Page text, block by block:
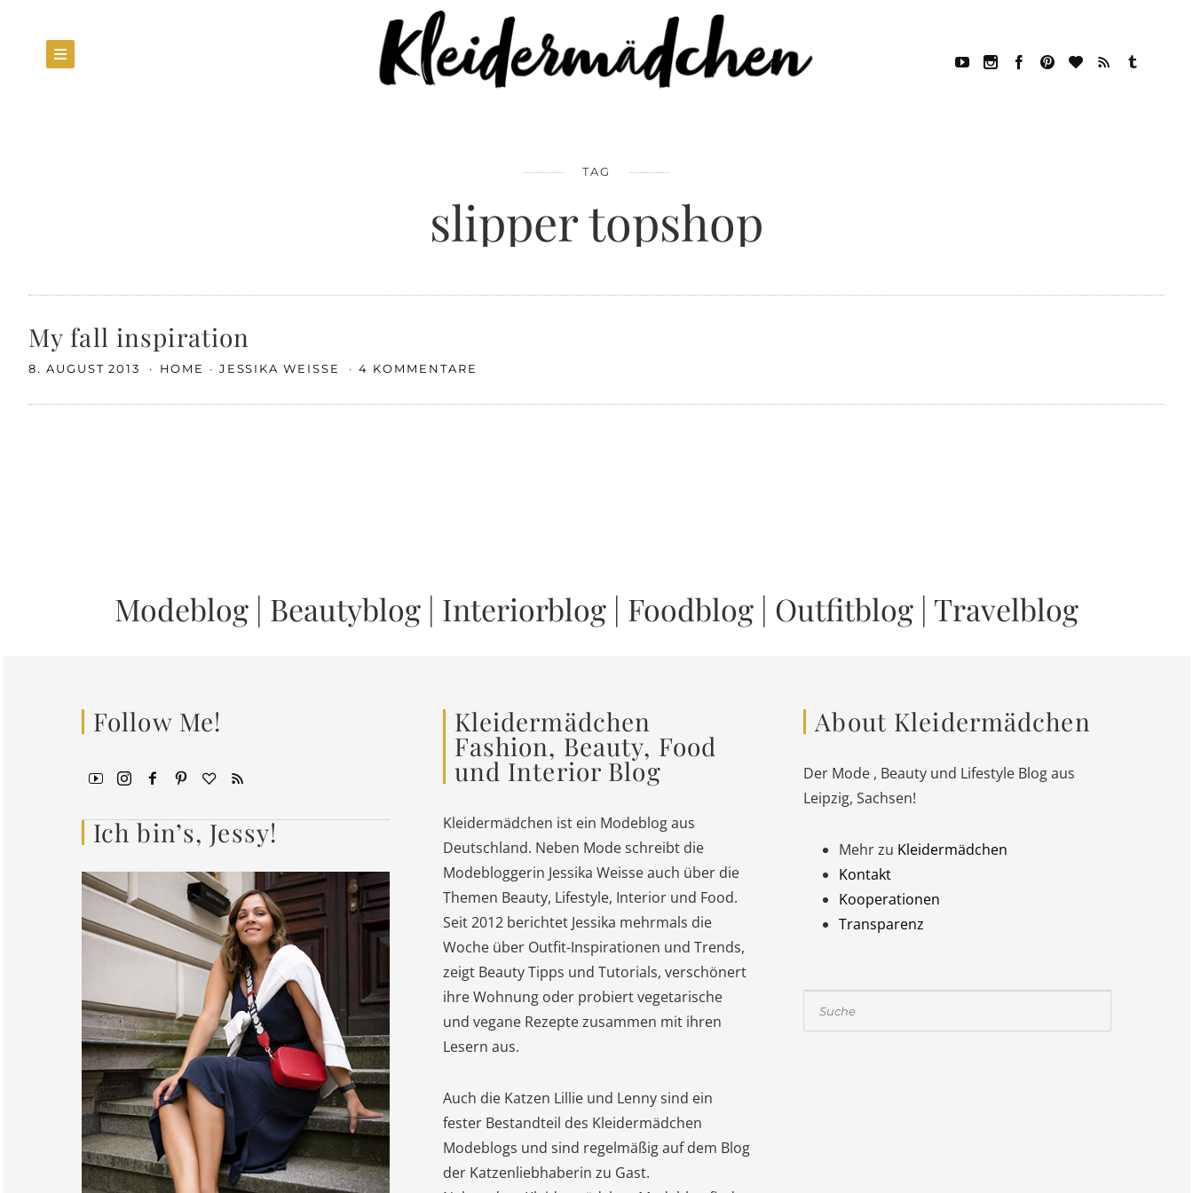
TAG
slipper topshop
My fall inspiration
8. AUGUST 2013 HOME JESSIKA WEISSE 4 KOMMENTARE
Modeblog | Beautyblog | Interiorblog | Foodblog | Outfitblog | Travelblog
Follow Me!
Ich bin’s, Jessy!
Kleidermädchen
Fashion, Beauty, Food
und Interior Blog
Kleidermädchen ist ein Modeblog aus
Deutschland. Neben Mode schreibt die
Modebloggerin Jessika Weisse auch über die
Themen Beauty, Lifestyle, Interior und Food.
Seit 2012 berichtet Jessika mehrmals die
Woche über Outfit-Inspirationen und Trends,
zeigt Beauty Tipps und Tutorials, verschönert
ihre Wohnung oder probiert vegetarische
und vegane Rezepte zusammen mit ihren
Lesern aus.
Auch die Katzen Lillie und Lenny sind ein
fester Bestandteil des Kleidermädchen
Modeblogs und sind regelmäßig auf dem Blog
der Katzenliebhaberin zu Gast.
About Kleidermädchen
Der Mode , Beauty und Lifestyle Blog aus
Leipzig, Sachsen!
Mehr zu Kleidermädchen
Kontakt
Kooperationen
Transparenz
Suchen